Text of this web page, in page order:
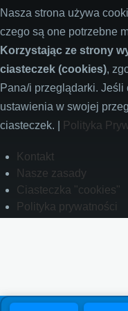
Nasza strona używa
czego są one potrzebne
Korzystając ze strony
ciasteczek (cookies),
Pana/i przeglądarki.
ustawienia w swojej
ciasteczek. |
Polityka
FooterKontakt
Nasze zasady
Ciasteczka "cookies"
Polityka prywatności